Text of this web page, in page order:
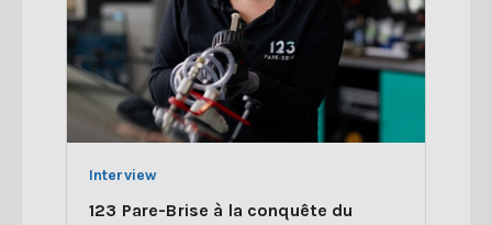
Interview
123 Pare-Brise à la conquête du